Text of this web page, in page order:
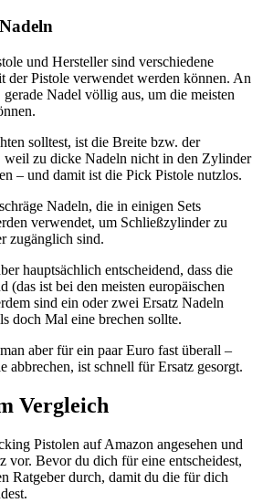
und Hersteller sind verschiedene
der Pistole verwendet werden können. An
Nadel völlig aus, um die meisten
solltest, ist die Breite bzw. der
weil zu dicke Nadeln nicht in den Zylinder
– und damit ist die Pick Pistole nutzlos.
Nadeln, die in einigen Sets
verwendet, um Schließzylinder zu
zugänglich sind.
hauptsächlich entscheidend, dass die
(das ist bei den meisten europäischen
sind ein oder zwei Ersatz Nadeln
doch Mal eine brechen sollte.
aber für ein paar Euro fast überall –
abbrechen, ist schnell für Ersatz gesorgt.
Vergleich
Pistolen auf Amazon angesehen und
vor. Bevor du dich für eine entscheidest,
Ratgeber durch, damit du die für dich